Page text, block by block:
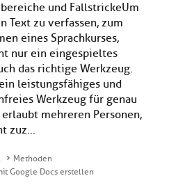
und FallstrickeUm
Text zu verfassen, zum
eines Sprachkurses,
nur ein eingespieltes
das richtige Werkzeug.
leistungsfähiges und
Werkzeug für genau
mehreren Personen,
zuz...
Methoden
Google Docs erstellen